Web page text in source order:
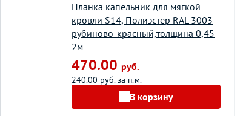
Планка капельник для мягкой
кровли S14, Полиэстер RAL 3003
рубиново-красный,толщина 0,45
2м
470.00 руб.
240.00 руб. за п.м.
В корзину